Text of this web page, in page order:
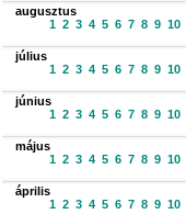
augusztus
1 2 3 4 5 6 7 8 9 10
július
1 2 3 4 5 6 7 8 9 10
június
1 2 3 4 5 6 7 8 9 10
május
1 2 3 4 5 6 7 8 9 10
április
1 2 3 4 5 6 7 8 9 10